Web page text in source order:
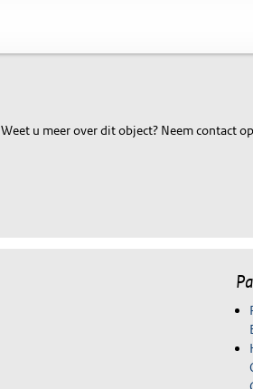
Weet u meer over dit object? Neem contact